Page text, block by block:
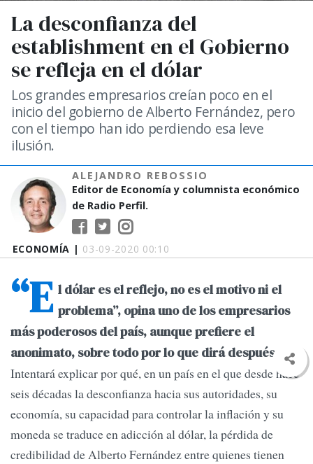
ECONOMÍA | 03-09-2020 00:10
La desconfianza del
establishment en el Gobierno
se refleja en el dólar
Los grandes empresarios creían poco en el
inicio del gobierno de Alberto Fernández, pero
con el tiempo han ido perdiendo esa leve
ilusión.
ALEJANDRO REBOSSIO
Editor de Economía y columnista económico
de Radio Perfil.
“E l dólar es el reflejo, no es el motivo ni el
problema”, opina uno de los empresarios
más poderosos del país, aunque prefiere el
anonimato, sobre todo por lo que dirá después.
Intentará explicar por qué, en un país en el que desde hace
seis décadas la desconfianza hacia sus autoridades, su
economía, su capacidad para controlar la inflación y su
moneda se traduce en adicción al dólar, la pérdida de
credibilidad de Alberto Fernández entre quienes tienen